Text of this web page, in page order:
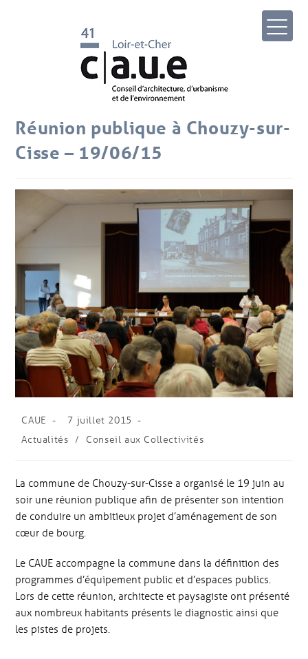
Réunion publique à Chouzy-sur-
Cisse – 19/06/15
CAUE
7 juillet 2015
Actualités / Conseil aux Collectivités
La commune de Chouzy-sur-Cisse a organisé le 19 juin au
soir une réunion publique afin de présenter son intention
de conduire un ambitieux projet d’aménagement de son
cœur de bourg.
Le CAUE accompagne la commune dans la définition des
programmes d’équipement public et d’espaces publics.
Lors de cette réunion, architecte et paysagiste ont présenté
aux nombreux habitants présents le diagnostic ainsi que
les pistes de projets.